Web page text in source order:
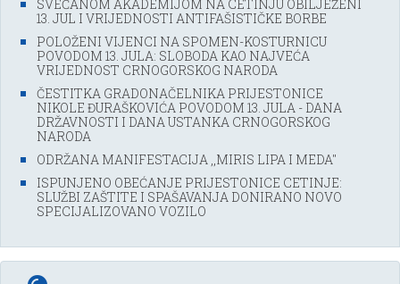
SVEČANOM AKADEMIJOM NA CETINJU OBILJEŽENI
13. JUL I VRIJEDNOSTI ANTIFAŠISTIČKE BORBE
POLOŽENI VIJENCI NA SPOMEN-KOSTURNICU
POVODOM 13. JULA: SLOBODA KAO NAJVEĆA
VRIJEDNOST CRNOGORSKOG NARODA
ČESTITKA GRADONAČELNIKA PRIJESTONICE
NIKOLE ĐURAŠKOVIĆA POVODOM 13. JULA - DANA
DRŽAVNOSTI I DANA USTANKA CRNOGORSKOG
NARODA
ODRŽANA MANIFESTACIJA ,,MIRIS LIPA I MEDA''
ISPUNJENO OBEĆANJE PRIJESTONICE CETINJE:
SLUŽBI ZAŠTITE I SPAŠAVANJA DONIRANO NOVO
SPECIJALIZOVANO VOZILO